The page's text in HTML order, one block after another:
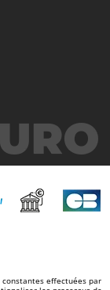
effectuées par